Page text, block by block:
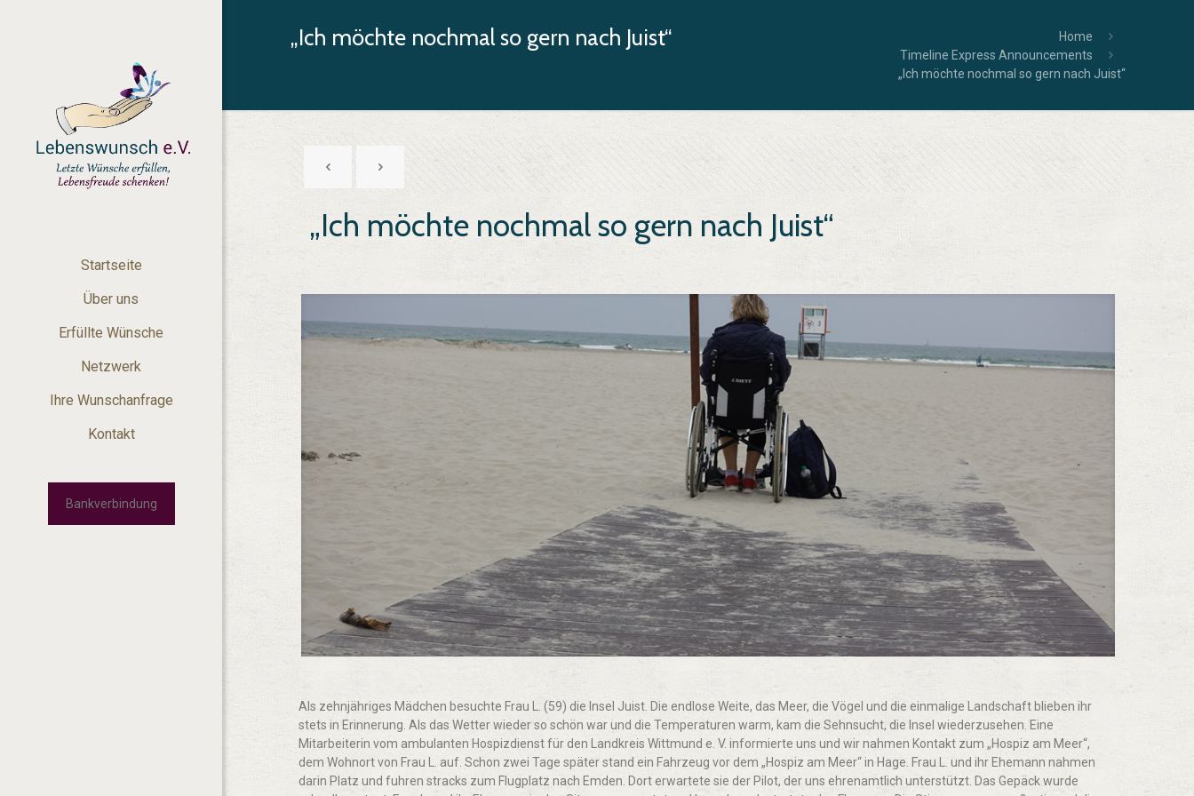
Startseite
Über uns
Erfüllte Wünsche
Netzwerk
Ihre Wunschanfrage
Kontakt
Bankverbindung
„Ich möchte nochmal so gern nach Juist“
Home
Timeline Express Announcements
„Ich möchte nochmal so gern nach Juist“
„Ich möchte nochmal so gern nach Juist“
Als zehnjähriges Mädchen besuchte Frau L. (59) die Insel Juist. Die endlose Weite, das Meer, die Vögel und die einmalige Landschaft blieben ihr
stets in Erinnerung. Als das Wetter wieder so schön war und die Temperaturen warm, kam die Sehnsucht, die Insel wiederzusehen. Eine
Mitarbeiterin vom ambulanten Hospizdienst für den Landkreis Wittmund e. V. informierte uns und wir nahmen Kontakt zum „Hospiz am Meer“,
dem Wohnort von Frau L. auf. Schon zwei Tage später stand ein Fahrzeug vor dem „Hospiz am Meer“ in Hage. Frau L. und ihr Ehemann nahmen
darin Platz und fuhren stracks zum Flugplatz nach Emden. Dort erwartete sie der Pilot, der uns ehrenamtlich unterstützt. Das Gepäck wurde